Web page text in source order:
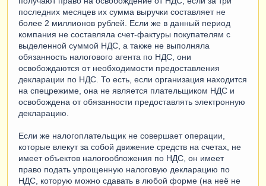
последних месяцев их сумма выручки составляет не
более 2 миллионов рублей. Если же в данный период
компания не составляла счет-фактуры покупателям с
выделенной суммой НДС, а также не выполняла
обязанность налогового агента по НДС, они
освобождаются от необходимости предоставления
декларации по НДС. То есть, если организация находится
на спецрежиме, она не является плательщиком НДС и
освобождена от обязанности предоставлять электронную
декларацию.
Если же налогоплательщик не совершает операции,
которые влекут за собой движение средств на счетах, не
имеет объектов налогообложения по НДС, он имеет
право подать упрощенную налоговую декларацию по
НДС, которую можно сдавать в любой форме (на неё не